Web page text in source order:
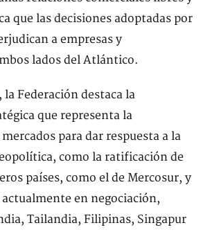
que las decisiones adoptadas por
a empresas y
lados del Atlántico.
la Federación destaca la
que representa la
para dar respuesta a la
como la ratificación de
países, como el de Mercosur, y
en negociación,
Tailandia, Filipinas, Singapur